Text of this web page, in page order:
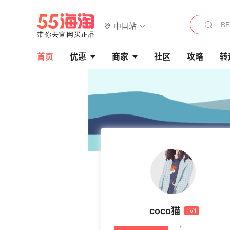
中国站
首页 优惠 商家 社区 攻略 转
coco猫 LV1